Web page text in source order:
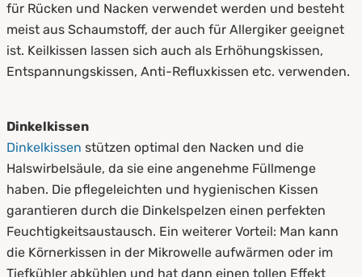
für Rücken und Nacken verwendet werden und besteht
meist aus Schaumstoff, der auch für Allergiker geeignet
ist. Keilkissen lassen sich auch als Erhöhungskissen,
Entspannungskissen, Anti-Refluxkissen etc. verwenden.
Dinkelkissen
Dinkelkissen stützen optimal den Nacken und die
Halswirbelsäule, da sie eine angenehme Füllmenge
haben. Die pflegeleichten und hygienischen Kissen
garantieren durch die Dinkelspelzen einen perfekten
Feuchtigkeitsaustausch. Ein weiterer Vorteil: Man kann
die Körnerkissen in der Mikrowelle aufwärmen oder im
Tiefkühler abkühlen und hat dann einen tollen Effekt